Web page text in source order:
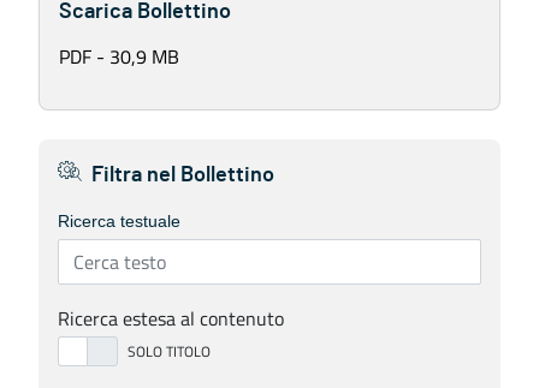
Scarica Bollettino
PDF - 30,9 MB
Filtra nel Bollettino
Ricerca testuale
Ricerca estesa al contenuto